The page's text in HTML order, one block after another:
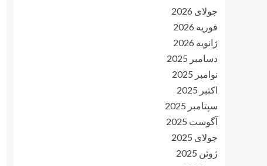
جولای 2026
فوریه 2026
ژانویه 2026
دسامبر 2025
نوامبر 2025
اکتبر 2025
سپتامبر 2025
آگوست 2025
جولای 2025
ژوئن 2025